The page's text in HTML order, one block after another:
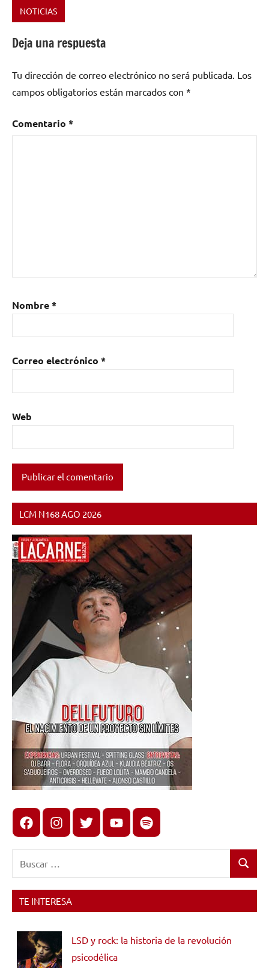
Etiquetado
ebooks,
online,
musica,
musicales
NOTICIAS
Deja una respuesta
Tu dirección de correo electrónico no será publicada. Los
campos obligatorios están marcados con *
Comentario *
Nombre*
Correo electrónico *
Web
LCM N168 AGO 2026
FacebookInstagram
X youtubespotify
Buscar
TE INTERESA
LSD y rock: la historia de la revolución
psicodélica